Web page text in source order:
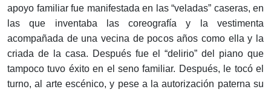
apoyo familiar fue manifestada en las “veladas” caseras, en
las que inventaba las coreografía y la vestimenta
acompañada de una vecina de pocos años como ella y la
criada de la casa. Después fue el “delirio” del piano que
tampoco tuvo éxito en el seno familiar. Después, le tocó el
turno, al arte escénico, y pese a la autorización paterna su